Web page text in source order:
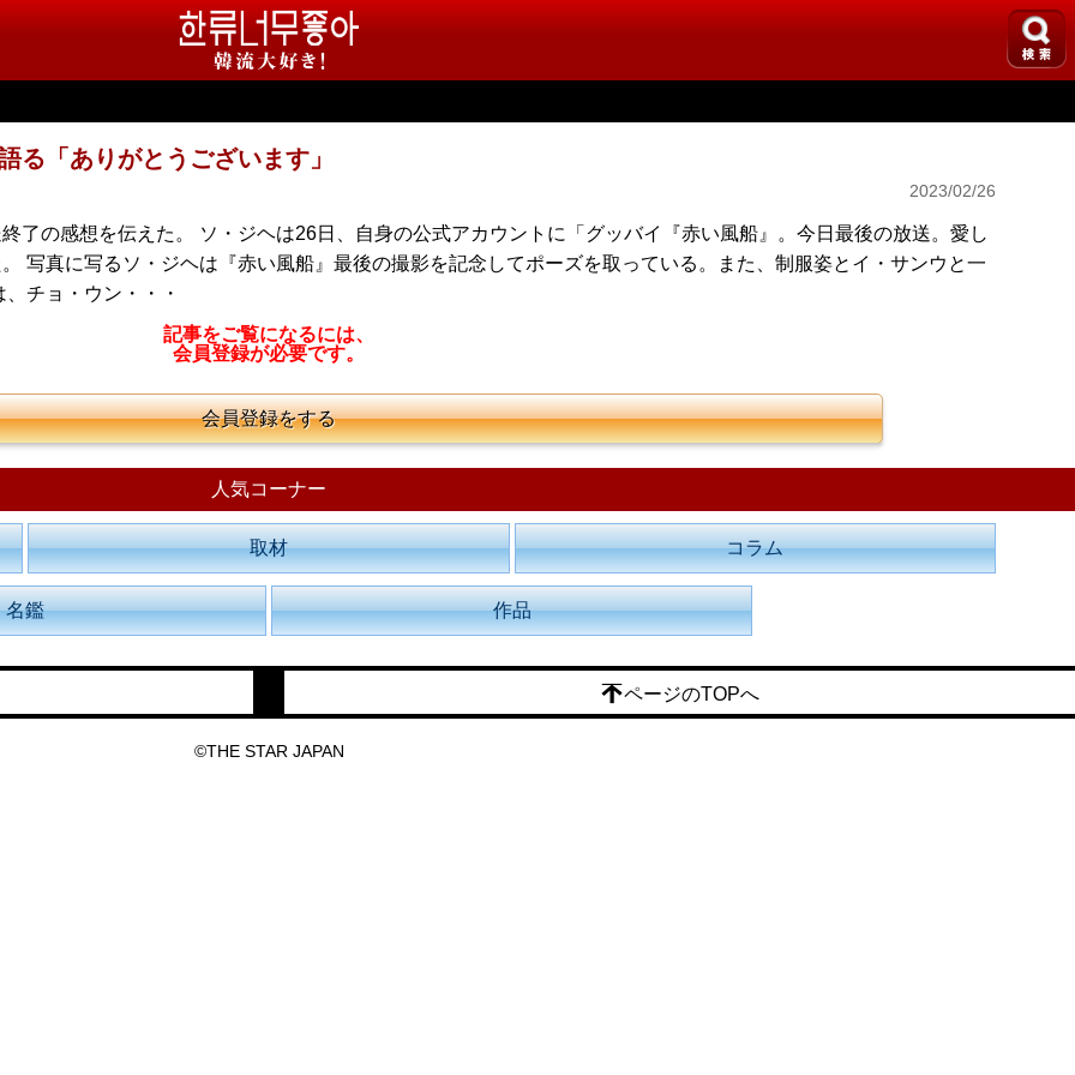
る「ありがとうございます」
2023/02/26
了の感想を伝えた。 ソ・ジヘは26日、自身の公式アカウントに「グッバイ『赤い風船』。今日最後の放送。愛し
写真に写るソ・ジヘは『赤い風船』最後の撮影を記念してポーズを取っている。また、制服姿とイ・サンウと一
チョ・ウン・・・
記事をご覧になるには、
会員登録が必要です。
会員登録をする
人気コーナー
取材 コラム
名鑑 作品
ページのTOPへ
©THE STAR JAPAN